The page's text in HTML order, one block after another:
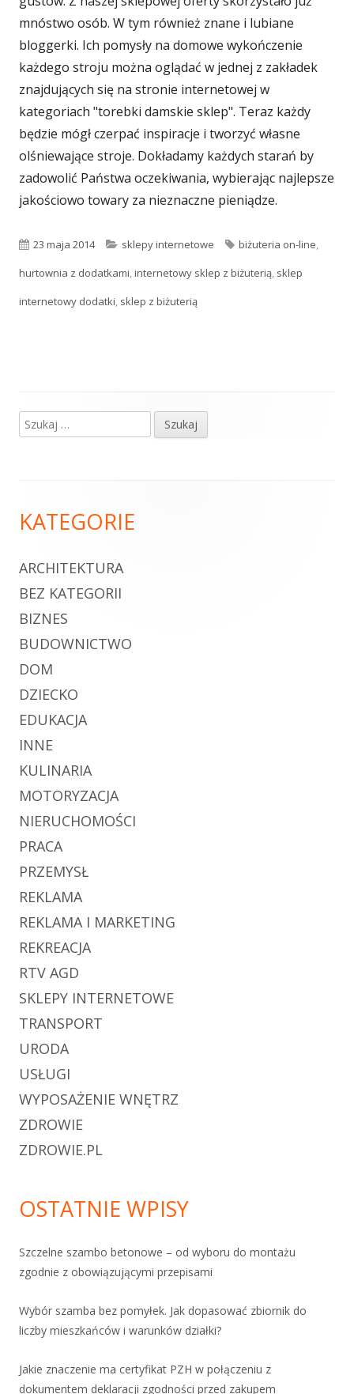
mnóstwo osób. W tym również znane i lubiane
bloggerki. Ich pomysły na domowe wykończenie
każdego stroju można oglądać w jednej z zakładek
znajdujących się na stronie internetowej w
kategoriach "torebki damskie sklep". Teraz każdy
będzie mógł czerpać inspiracje i tworzyć własne
olśniewające stroje. Dokładamy każdych starań by
zadowolić Państwa oczekiwania, wybierając najlepsze
jakościowo towary za nieznaczne pieniądze.
Opublikowano
23 maja 2014 Kategorie
sklepy internetowe Tagi
biżuteria on-line,
hurtownia z dodatkami,internetowy sklep z biżuterią, sklep
internetowy dodatki, sklep z biżuterią
Główny
Szukaj:
stopki
KATEGORIE
ARCHITEKTURA
BEZ KATEGORII
BIZNES
BUDOWNICTWO
DOM
DZIECKO
EDUKACJA
INNE
KULINARIA
MOTORYZACJA
NIERUCHOMOŚCI
PRACA
PRZEMYSŁ
REKLAMA
REKLAMA I MARKETING
REKREACJA
RTV AGD
SKLEPY INTERNETOWE
TRANSPORT
URODA
USŁUGI
WYPOSAŻENIE WNĘTRZ
ZDROWIE
ZDROWIE.PL
OSTATNIE WPISY
Szczelne szambo betonowe – od wyboru do montażu
zgodnie z obowiązującymi przepisami
Wybór szamba bez pomyłek. Jak dopasować zbiornik do
liczby mieszkańców i warunków działki?
Jakie znaczenie ma certyfikat PZH w połączeniu z
dokumentem deklaracji zgodności przed zakupem